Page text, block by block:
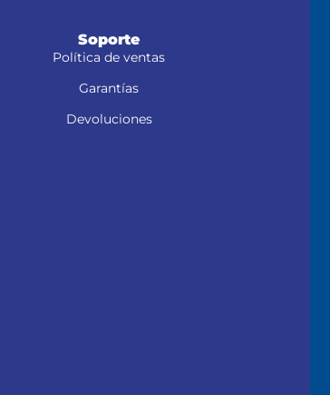
Soporte
Política de ventas
Garantías
Devoluciones